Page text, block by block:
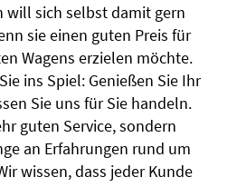
will sich selbst damit gern
sie einen guten Preis für
Wagens erzielen möchte.
ins Spiel: Genießen Sie Ihr
Sie uns für Sie handeln.
guten Service, sondern
an Erfahrungen rund um
wissen, dass jeder Kunde